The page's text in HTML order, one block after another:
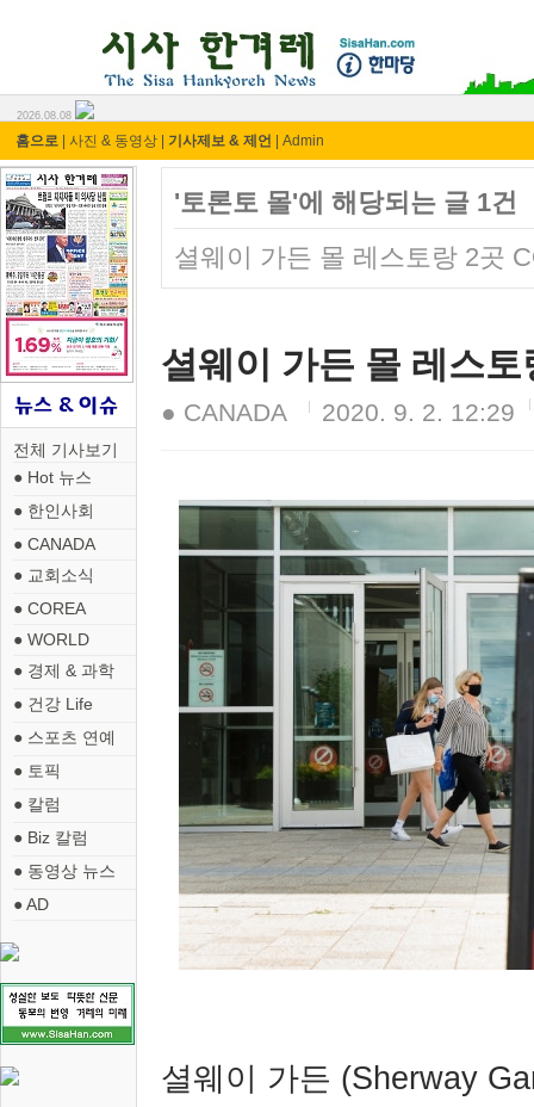
2026.08.08
홈으로 사진 & 동영상 기사제보 & 제언 Admin
전체 기사보기
● Hot 뉴스
● 한인사회
● CANADA
● 교회소식
● COREA
● WORLD
● 경제 & 과학
● 건강 Life
● 스포츠 연예
● 토픽
● 칼럼
● Biz 칼럼
● 동영상 뉴스
● AD
'토론토 몰'에 해당되는 글 1건
셜웨이 가든 몰 레스토랑 2곳
셜웨이 가든 몰 레스
● CANADA 2020. 9. 2. 12:29
셜웨이 가든 (Sherway